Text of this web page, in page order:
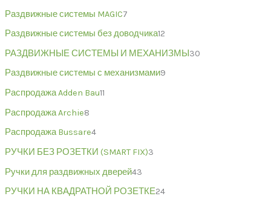
Раздвижные системы MAGIC7
Раздвижные системы без доводчика12
РАЗДВИЖНЫЕ СИСТЕМЫ И МЕХАНИЗМЫ 30
Раздвижные системы с механизмами9
Распродажа Adden Bau11
Распродажа Archie8
Распродажа Bussare4
РУЧКИ БЕЗ РОЗЕТКИ (SMART FIX)3
Ручки для раздвижных дверей43
РУЧКИ НА КВАДРАТНОЙ РОЗЕТКЕ24